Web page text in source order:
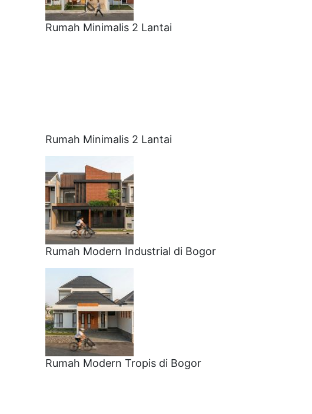
Rumah Minimalis 2 Lantai
Rumah Minimalis 2 Lantai
Rumah Modern Industrial di Bogor
Rumah Modern Tropis di Bogor